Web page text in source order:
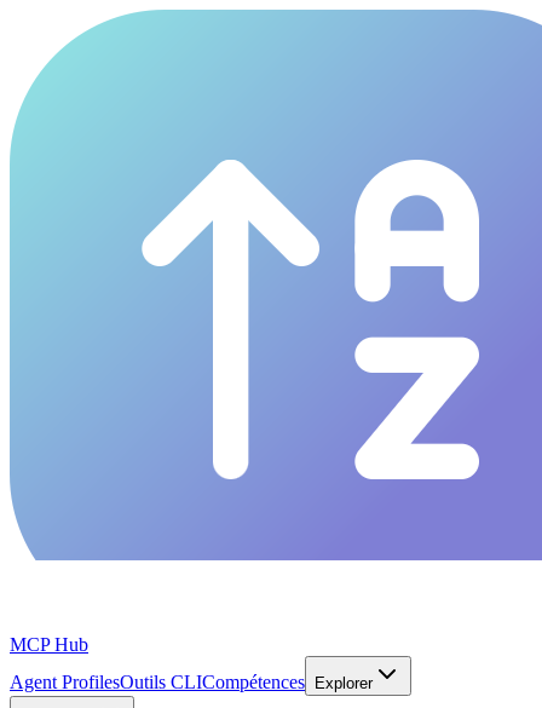
MCP Hub
Agent ProfilesOutils CLICompétences Explorer